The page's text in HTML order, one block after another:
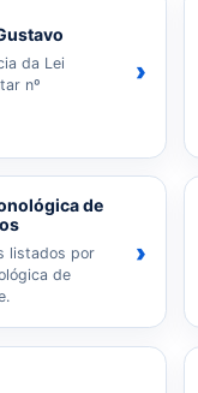
da Lei
nº
›
de
listados por
de
›